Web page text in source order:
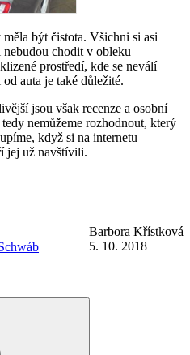
být čistota. Všichni si asi
nebudou chodit v obleku
prostředí, kde se neválí
auta je také důležité.
jsou však recenze a osobní
nemůžeme rozhodnout, který
když si na internetu
jej už navštívili.
Barbora Křístková
5. 10. 2018